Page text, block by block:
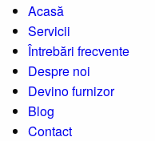
Acasă
Servicii
Întrebări frecvente
Despre noi
Devino furnizor
Blog
Contact